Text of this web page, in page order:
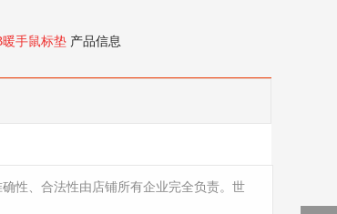
暖手鼠标垫 产品信息
性、合法性由店铺所有企业完全负责。世